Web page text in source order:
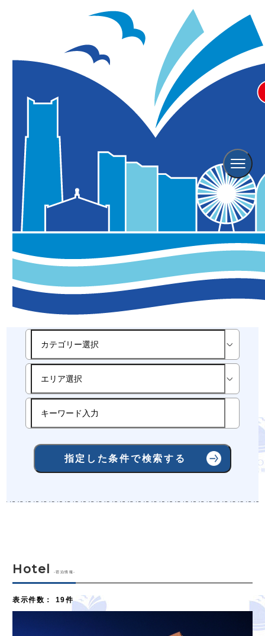
Hotel
横浜観光TOP 横浜の宿泊情報
Hotel Search
-宿泊条件検索-
指定した条件で検索する
Hotel -宿泊情報-
表示件数 ： 19件